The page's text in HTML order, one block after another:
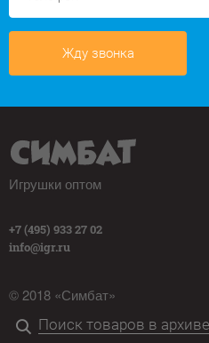
Жду звонка
Игрушки оптом
+7 (495) 933 27 02
info@igr.ru
© 2018 «Симбат»